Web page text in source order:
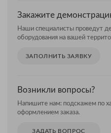
Закажите
Наши специалисты проведут
оборудования на вашей
ЗАПОЛНИТЬ ЗАЯВКУ
Возникли вопросы?
Напишите нам: подскажем по
оформлением заказа.
ЗАДАТЬ ВОПРОС